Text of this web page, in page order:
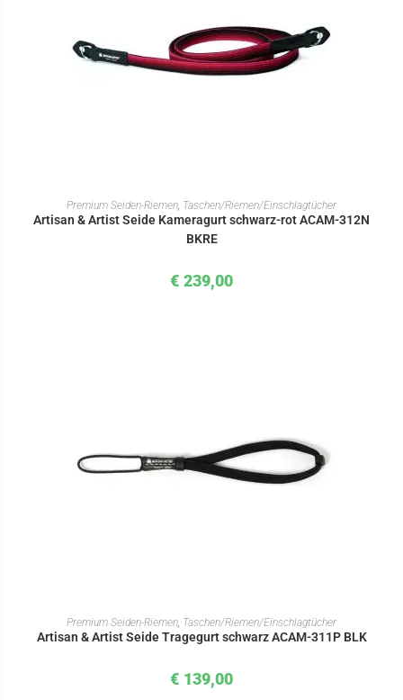
IN DEN WARENKORB
Premium Seiden-Riemen, Taschen/Riemen/Einschlagtücher
Artisan & Artist Seide Kameragurt schwarz-rot ACAM-312N
BKRE
€ 239,00
IN DEN WARENKORB
Premium Seiden-Riemen, Taschen/Riemen/Einschlagtücher
Artisan & Artist Seide Tragegurt schwarz ACAM-311P BLK
€ 139,00